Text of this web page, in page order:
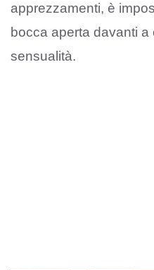
apprezzamenti, è
bocca aperta davanti
sensualità.